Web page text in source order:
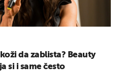
da zablista? Beauty
si i same često